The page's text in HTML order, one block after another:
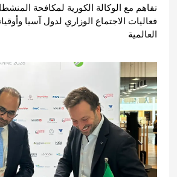
فعاليات الاجتماع الوزاري لدول آسيا
العالمية